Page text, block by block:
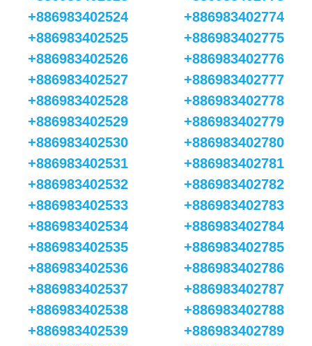
+886983402524
+886983402525
+886983402526
+886983402527
+886983402528
+886983402529
+886983402530
+886983402531
+886983402532
+886983402533
+886983402534
+886983402535
+886983402536
+886983402537
+886983402538
+886983402539
+886983402774
+886983402775
+886983402776
+886983402777
+886983402778
+886983402779
+886983402780
+886983402781
+886983402782
+886983402783
+886983402784
+886983402785
+886983402786
+886983402787
+886983402788
+886983402789